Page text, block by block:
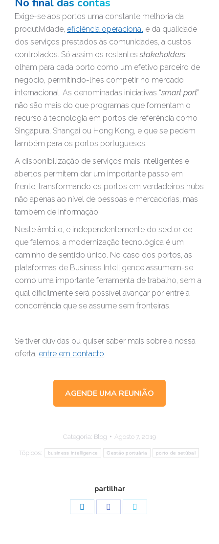
Exige-se aos portos uma constante melhoria da
produtividade, eficiência operacional e da qualidade
dos serviços prestados às comunidades, a custos
controlados. Só assim os restantes stakeholders
olham para cada porto como um efetivo parceiro de
negócio, permitindo-lhes competir no mercado
internacional. As denominadas iniciativas “smart port”
não são mais do que programas que fomentam o
recurso à tecnologia em portos de referência como
Singapura, Shangai ou Hong Kong, e que se pedem
também para os portos portugueses.
A disponibilização de serviços mais inteligentes e
abertos permitem dar um importante passo em
frente, transformando os portos em verdadeiros hubs
não apenas ao nível de pessoas e mercadorias, mas
também de informação.
Neste âmbito, e independentemente do sector de
que falemos, a modernização tecnológica é um
caminho de sentido único. No caso dos portos, as
plataformas de Business Intelligence assumem-se
como uma importante ferramenta de trabalho, sem a
qual dificilmente será possível avançar por entre a
concorrência que se assume sem fronteiras.
Se tiver dúvidas ou quiser saber mais sobre a nossa
oferta, entre em contacto
AGENDE UMA REUNIÃO
Categoria: Blog Agosto 7, 2019
Tópicos: business intelligence Gestão portuária porto de setúbal
partilhar